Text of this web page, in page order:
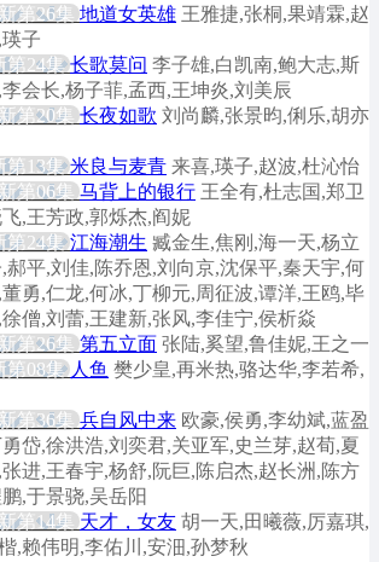
第26集 地道女英雄 王雅捷,张桐,果靖霖,赵
子
第24集 长歌莫问 李子雄,白凯南,鲍大志,斯
会长,杨子菲,孟西,王坤炎,刘美辰
第20集 长夜如歌 刘尚麟,张景昀,俐乐,胡亦
第13集 米良与麦青 来喜,瑛子,赵波,杜沁怡
第06集 马背上的银行 王全有,杜志国,郑卫
,王芳政,郭烁杰,阎妮
第24集 江海潮生 臧金生,焦刚,海一天,杨立
郝平,刘佳,陈乔恩,刘向京,沈保平,秦天宇,何
勇,仁龙,何冰,丁柳元,周征波,谭洋,王鸥,毕
僧,刘蕾,王建新,张风,李佳宁,侯析焱
第26集 第五立面 张陆,奚望,鲁佳妮,王之一
第08集 人鱼 樊少皇,再米热,骆达华,李若希,
第36集 兵自风中来 欧豪,侯勇,李幼斌,蓝盈
岱,徐洪浩,刘奕君,关亚军,史兰芽,赵荀,夏
进,王春宇,杨舒,阮巨,陈启杰,赵长洲,陈方
,于景骁,吴岳阳
第14集 天才，女友 胡一天,田曦薇,厉嘉琪,
,赖伟明,李佑川,安沺,孙梦秋